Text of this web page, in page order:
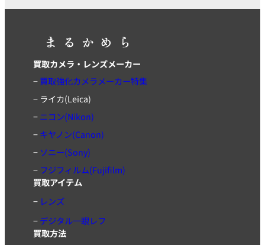
買取カメラ・レンズメーカー
−買取強化カメラメーカー特集
− ライカ(Leica)
−ニコン(Nikon)
−キヤノン(Canon)
− ソニー(Sony)
− フジフィルム(Fujifilm)
買取アイテム
− レンズ
−デジタル一眼レフ
買取方法